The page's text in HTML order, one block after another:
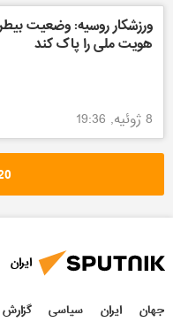
ورزشکار روسیه: وضعیت
هویت ملی را پاک کند
8 ژوئیه, 19:36
20
ایران
جهان ایران سیاسی